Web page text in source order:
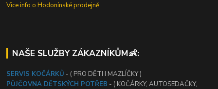
Vice info o Hodonínské prodejně
NAŠE SLUŽBY ZÁKAZNÍKŮM👶:
SERVIS KOČÁRKŮ - ( PRO DĚTI I MAZLÍČKY )
PŮJČOVNA DĚTSKÝCH POTŘEB - ( KOČÁRKY, AUTOSEDAČKY,